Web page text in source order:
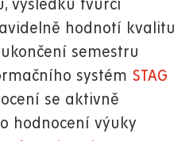
výsledků tvůrčí
hodnotí kvalitu
semestru
systém STAG
se aktivně
hodnocení výuky